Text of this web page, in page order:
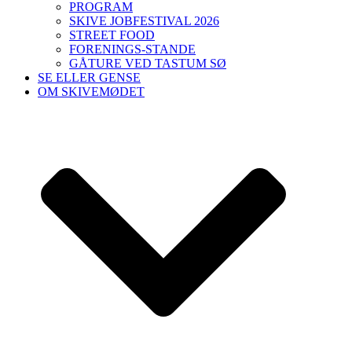
PROGRAM
SKIVE JOBFESTIVAL 2026
STREET FOOD
FORENINGS-STANDE
GÅTURE VED TASTUM SØ
SE ELLER GENSE
OM SKIVEMØDET